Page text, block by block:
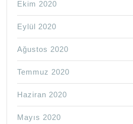
Ekim 2020
Eylül 2020
Ağustos 2020
Temmuz 2020
Haziran 2020
Mayıs 2020